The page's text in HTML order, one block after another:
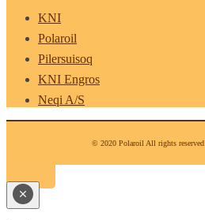
KNI
Polaroil
Pilersuisoq
KNI Engros
Neqi A/S
© 2020 Polaroil All rights reserved